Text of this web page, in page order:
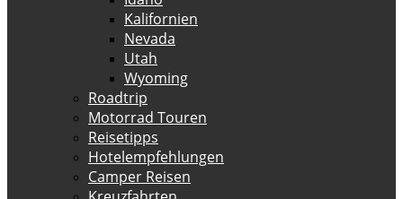
Kalifornien
Nevada
Utah
Wyoming
Roadtrip
Motorrad Touren
Reisetipps
Hotelempfehlungen
Camper Reisen